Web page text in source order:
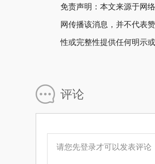
免责声明：本文来源于网
网传播该消息，并不代表
性或完整性提供任何明示
评论